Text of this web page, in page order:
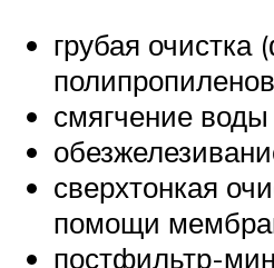
грубая очистка
смягчение
сверхтонкая
помощи
постфильтр-